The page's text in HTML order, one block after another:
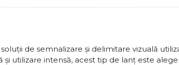
de semnalizare și delimitare vizuală
utilizare intensă, acest tip de lanț este